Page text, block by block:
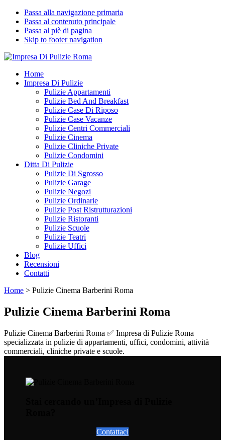
Passa alla navigazione primaria
Passa al contenuto principale
Passa al piè di pagina
Skip to footer navigation
Impresa Di Pulizie Roma
✅ Abitazioni e Attività Commerciali
Home
Impresa Di Pulizie
Pulizie Appartamenti
Pulizie Bed And Breakfast
Pulizie Case Di Riposo
Pulizie Case Vacanze
Pulizie Centri Commerciali
Pulizie Cinema
Pulizie Cliniche Private
Pulizie Condomini
Ditta Di Pulizie
Pulizie Di Sgrosso
Pulizie Garage
Pulizie Negozi
Pulizie Ordinarie
Pulizie Post Ristrutturazioni
Pulizie Ristoranti
Pulizie Scuole
Pulizie Teatri
Pulizie Uffici
Blog
Recensioni
Contatti
Home > Pulizie Cinema Barberini Roma
Pulizie Cinema Barberini Roma
Pulizie Cinema Barberini Roma ✅ Impresa di Pulizie Roma
specializzata in pulizie di appartamenti, uffici, condomini, attività
commerciali, cliniche private e scuole.
Contattaci